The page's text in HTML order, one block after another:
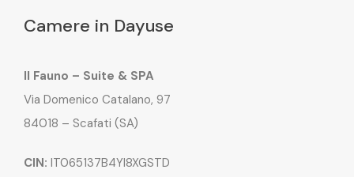
Camere in Dayuse
Il Fauno – Suite & SPA
Via Domenico Catalano, 97
84018 – Scafati (SA)
CIN: IT065137B4YI8XGSTD